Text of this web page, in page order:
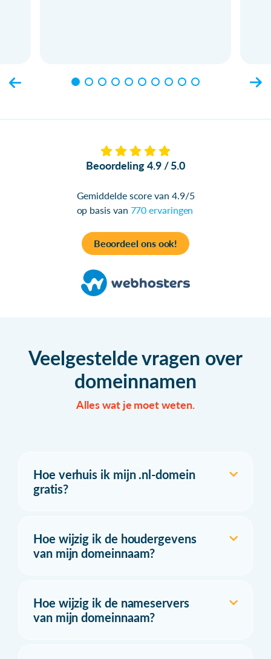
Beoordeling 4.9 / 5.0
Gemiddelde score van 4.9/5
op basis van 770 ervaringen
Beoordeel ons ook!
Veelgestelde vragen over
domeinnamen
Alles wat je moet weten.
Hoe verhuis ik mijn .nl-domein
gratis?
Hoe wijzig ik de houdergevens
van mijn domeinnaam?
Hoe wijzig ik de nameservers
van mijn domeinnaam?